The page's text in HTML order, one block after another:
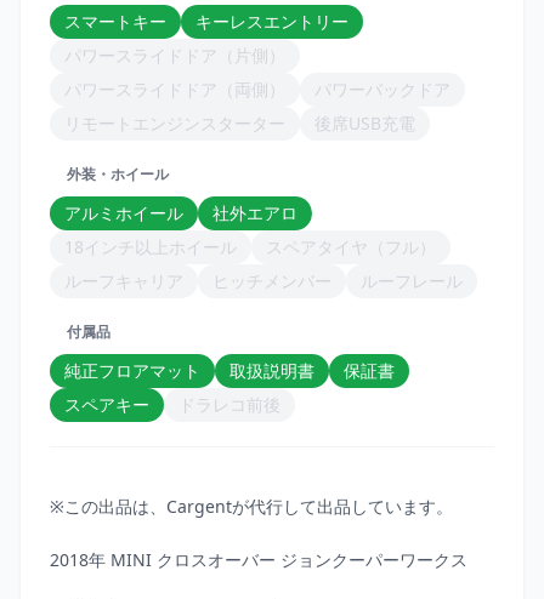
スマートキー
キーレスエントリー
パワースライドドア（片側）
パワースライドドア（両側）
パワーバックドア
リモートエンジンスターター
後席USB充電
外装・ホイール
アルミホイール
社外エアロ
18インチ以上ホイール
スペアタイヤ（フル）
ルーフキャリア
ヒッチメンバー ルーフレール
付属品
純正フロアマット 取扱説明書
保証書
スペアキー
ドラレコ前後
※この出品は、Cargentが代行して出品しています。
2018年 MINI クロスオーバー ジョンクーパーワークス